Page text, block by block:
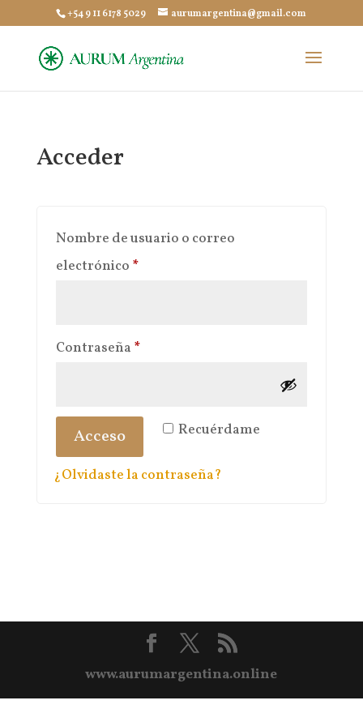
+54 9 11 6178 5029 aurumargentina@gmail.com
Acceder
Nombre de usuario o correo
electrónico *Obligatorio
Contraseña *Obligatorio
Recuérdame
Acceso
¿Olvidaste la contraseña?
www.aurumargentina.online